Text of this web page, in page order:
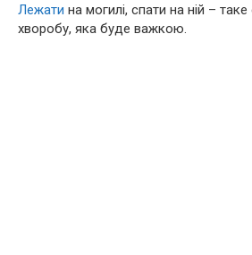
Лежати на могилі, спати на ній –
хворобу, яка буде важкою.